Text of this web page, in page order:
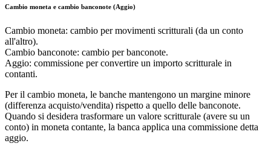
Cambio moneta e cambio banconote (Aggio)
Cambio moneta: cambio per movimenti scritturali (da un conto
all'altro).
Cambio banconote: cambio per banconote.
Aggio: commissione per convertire un importo scritturale in
contanti.
Per il cambio moneta, le banche mantengono un margine minore
(differenza acquisto/vendita) rispetto a quello delle banconote.
Quando si desidera trasformare un valore scritturale (avere su un
conto) in moneta contante, la banca applica una commissione detta
aggio.